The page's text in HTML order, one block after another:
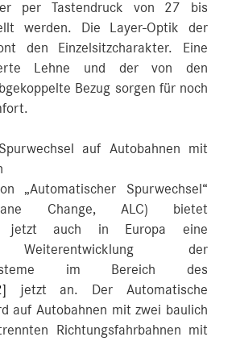
per Tastendruck von 27 bis
werden. Die Layer-Optik der
den Einzelsitzcharakter. Eine
Lehne und der von den
Bezug sorgen für noch
auf Autobahnen mit
„Automatischer Spurwechsel“
Change, ALC) bietet
jetzt auch in Europa eine
Weiterentwicklung der
im Bereich des
jetzt an. Der Automatische
auf Autobahnen mit zwei baulich
Richtungsfahrbahnen mit